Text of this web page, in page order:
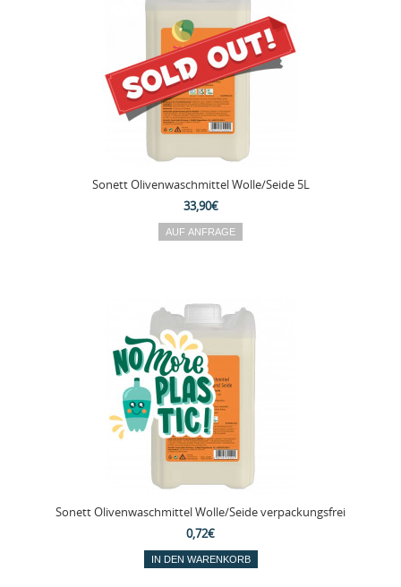
Sonett Olivenwaschmittel Wolle/Seide 5L
33,90€
Sonett Olivenwaschmittel Wolle/Seide verpackungsfrei
0,72€